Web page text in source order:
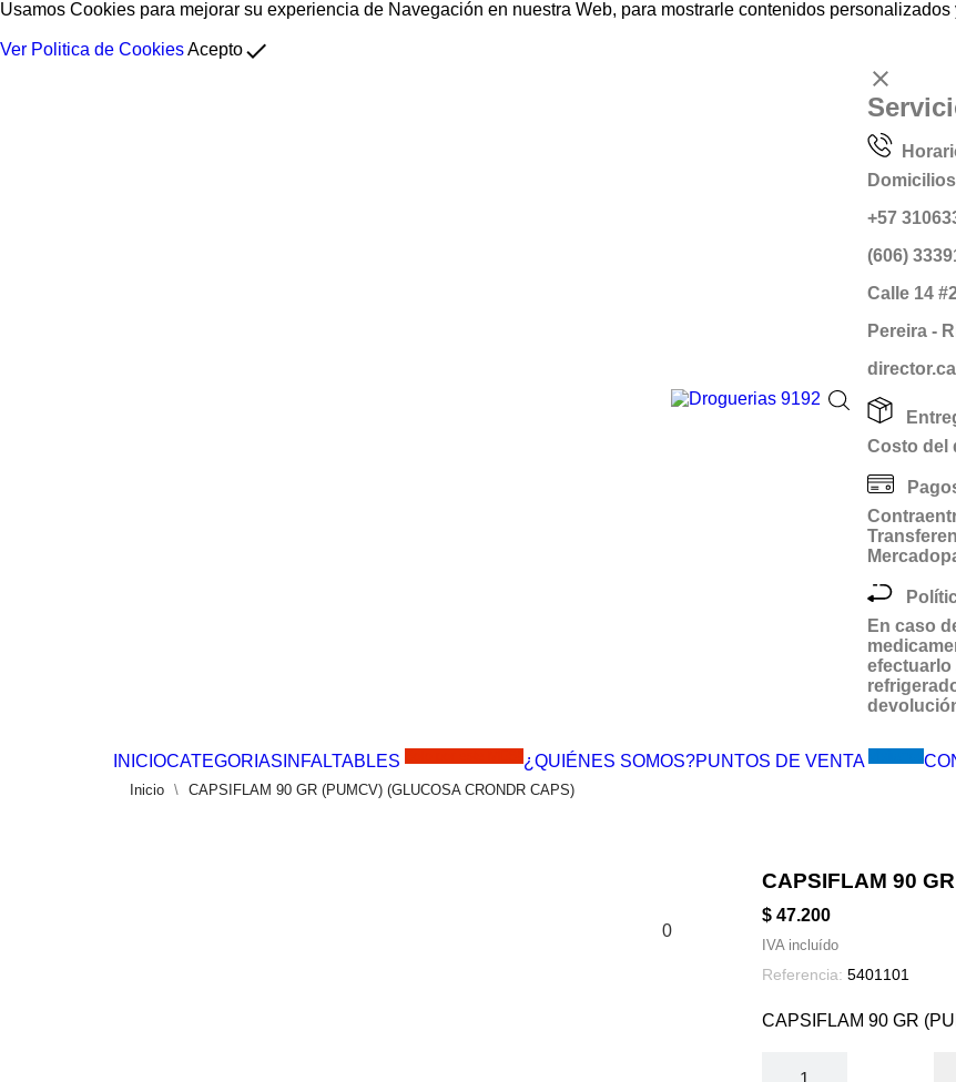
Usamos Cookies para mejorar su experiencia de Navegación en nuestra Web, para mostrarle contenidos
Ver Politica de CookiesAceptodone
clear
+57
(606)
Calle 14
Pereira -
Costo del
En caso
efectuarlo
INICIOCATEGORIAS INFALTABLES ¿QUIÉNES SOMOS?PUNTOS DE VENTA
Inicio CAPSIFLAM 90 GR (PUMCV) (GLUCOSA CRONDR CAPS)
0
CAPSIFLAM 90
$ 47.200
IVA incluído
Referencia: 5401101
CAPSIFLAM 90 GR